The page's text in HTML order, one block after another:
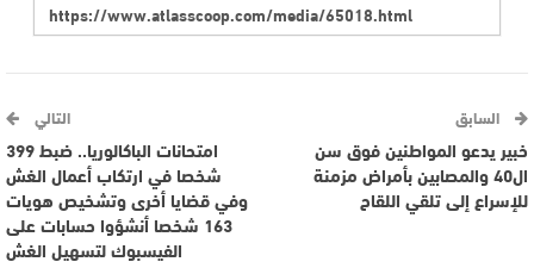
السابق
خبير يدعو المواطنين فوق سن
ال40 والمصابين بأمراض مزمنة
للإسراع إلى تلقي اللقاح
التالي
امتحانات الباكالوريا.. ضبط 399
شخصا في ارتكاب أعمال الغش
وفي قضايا أخرى وتشخيص هويات
163 شخصا أنشؤوا حسابات على
الفيسبوك لتسهيل الغش